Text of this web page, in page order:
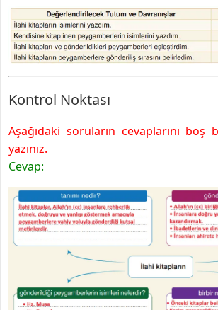
Kontrol Noktası
Aşağıdaki soruların cevaplarını boş
yazınız.
Cevap: